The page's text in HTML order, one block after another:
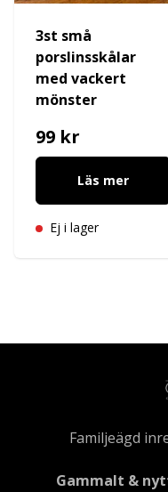
3st små
porslinsskålar
med vackert
mönster
99 kr
Läs mer
Ej i lager
Familjeägd
Gammalt &